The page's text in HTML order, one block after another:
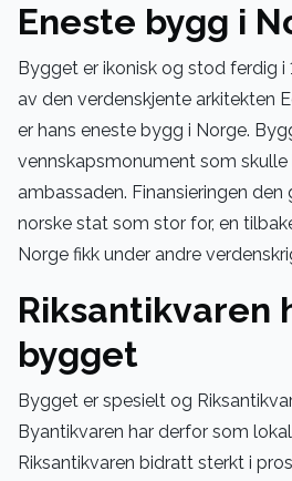
Eneste bygg i
Bygget er ikonisk og stod ferdig
av den verdenskjente arkitekten
er hans eneste bygg i Norge.
vennskapsmonument som skulle
ambassaden. Finansieringen
norske stat som stor for, en
Norge fikk under andre
Riksantikvaren
bygget
Bygget er spesielt og
Byantikvaren har derfor som
Riksantikvaren bidratt sterkt i